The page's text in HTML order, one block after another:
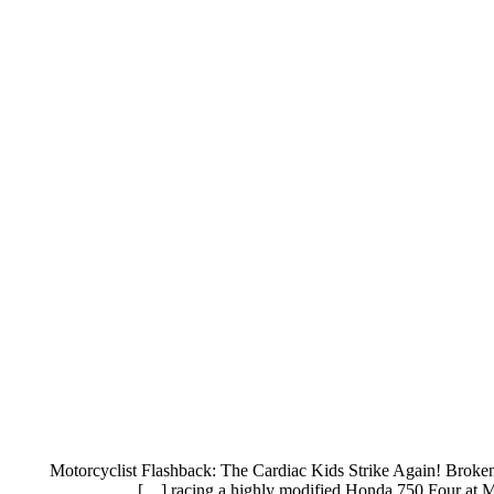
Motorcyclist Flashback: The Cardiac Kids Strike Again!
racing a highly modified Honda 750 Four at